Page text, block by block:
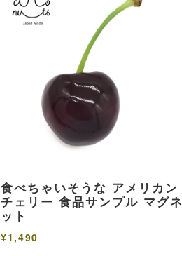
食べちゃいそうな アメリカン
チェリー 食品サンプル マグネ
ット
¥1,490